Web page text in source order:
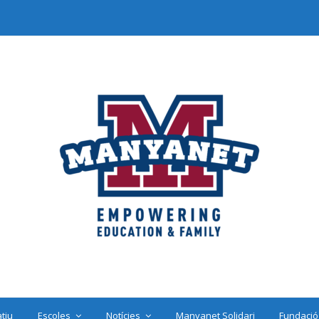
Escoles Notícies Manyanet Solidari Fundació